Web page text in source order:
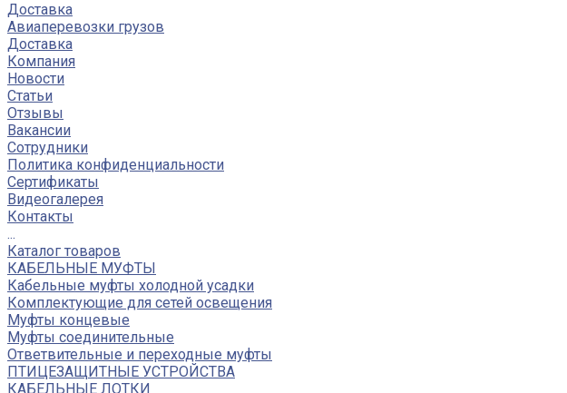
Доставка
Авиаперевозки грузов
Доставка
Компания
Новости
Статьи
Отзывы
Вакансии
Сотрудники
Политика конфиденциальности
Сертификаты
Видеогалерея
Контакты
...
Каталог товаров
КАБЕЛЬНЫЕ МУФТЫ
Кабельные муфты холодной усадки
Комплектующие для сетей освещения
Муфты концевые
Муфты соединительные
Ответвительные и переходные муфты
ПТИЦЕЗАЩИТНЫЕ УСТРОЙСТВА
КАБЕЛЬНЫЕ ЛОТКИ